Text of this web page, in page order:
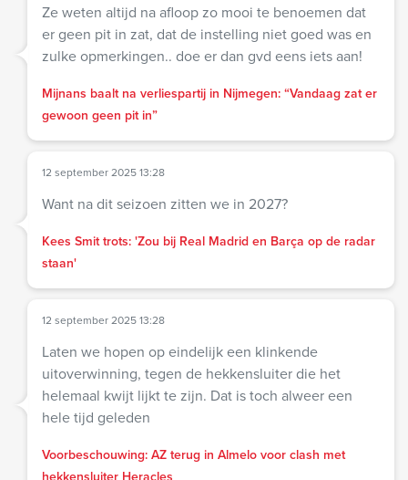
Ze weten altijd na afloop zo mooi te benoemen dat
er geen pit in zat, dat de instelling niet goed was en
zulke opmerkingen.. doe er dan gvd eens iets aan!
Mijnans baalt na verliespartij in Nijmegen: “Vandaag zat er
gewoon geen pit in”
12 september 2025 13:28
Want na dit seizoen zitten we in 2027?
Kees Smit trots: 'Zou bij Real Madrid en Barça op de radar
staan'
12 september 2025 13:28
Laten we hopen op eindelijk een klinkende
uitoverwinning, tegen de hekkensluiter die het
helemaal kwijt lijkt te zijn. Dat is toch alweer een
hele tijd geleden
Voorbeschouwing: AZ terug in Almelo voor clash met